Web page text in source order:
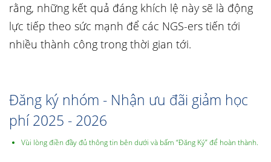
rằng, những kết quả đáng khích lệ này sẽ là động
lực tiếp theo sức mạnh để các NGS-ers tiến tới
nhiều thành công trong thời gian tới.
Đăng ký nhóm - Nhận ưu đãi giảm học
phí 2025 - 2026
Vùi lòng điền đầy đủ thông tin bên dưới và bấm “Đăng Ký” để hoàn thành.